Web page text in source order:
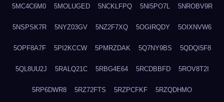
5MC4C6M0 5MOLUGED 5NCKLFPQ 5NI5PO7L 5NROBV9R
5NSPSK7R 5NYZ03GV 5NZ2F7XQ 5OGIRQDY 5OIXNVW6
5OPF8A7F 5PI2KCCW 5PMRZDAK 5Q7NY9BS 5QDQI5F8
5QL8UU2J 5RALQ21C 5RBG4E64 5RCDBBFD 5ROV8T2I
5RP6DWR8 5RZ72FTS 5RZPCFKF 5RZQDHMO